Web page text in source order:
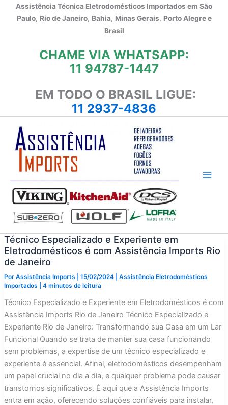
Assistência Técnica Eletrodomésticos Importados em São
Paulo, Rio de Janeiro, Bahia, Minas Gerais, Porto Alegre e
Brasil
CHAME VIA WHATSAPP:
11 94787-1447
EM TODO O BRASIL LIGUE:
11 2937-4836
Técnico Especializado e Experiente em
Eletrodomésticos é com Assistência Imports Rio
de Janeiro
Por Assistência Imports 15/02/2024
Assistência Eletrodomésticos
Importados
4 minutos de leitura
Técnico Especializado e Experiente em Eletrodomésticos é com
Assistência Imports Rio de Janeiro Técnico Especializado e
Experiente Rio de Janeiro: Transformando sua Casa em um Lar
Funcional Quando se trata de manter sua casa funcionando
sem problemas, a expertise de um técnico especializado e
experiente é essencial. Afinal, eletrodomésticos desempenham
um papel crucial no dia a dia, e qualquer problema pode causar
transtornos significativos. É aqui que a Assistência Imports
entra em ação, oferecendo soluções confiáveis para instalar,